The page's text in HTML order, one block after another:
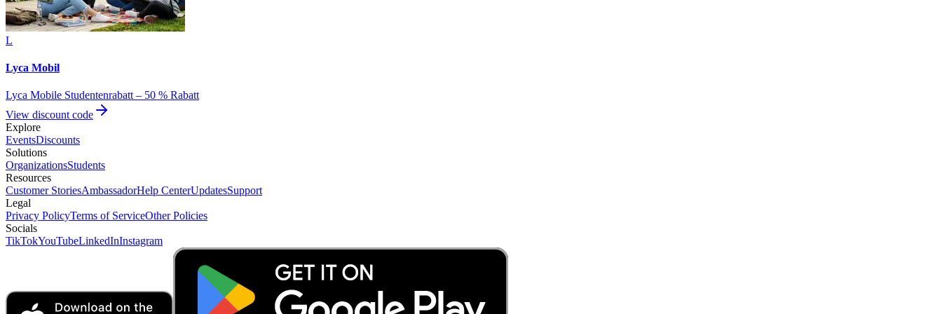
L
Lyca Mobil
Lyca Mobile Studentenrabatt – 50 % Rabatt
View discount code
Explore
EventsDiscounts
Solutions
OrganizationsStudents
Resources
Customer StoriesAmbassadorHelp CenterUpdatesSupport
Legal
Privacy PolicyTerms of ServiceOther Policies
Socials
TikTokYouTubeLinkedInInstagram